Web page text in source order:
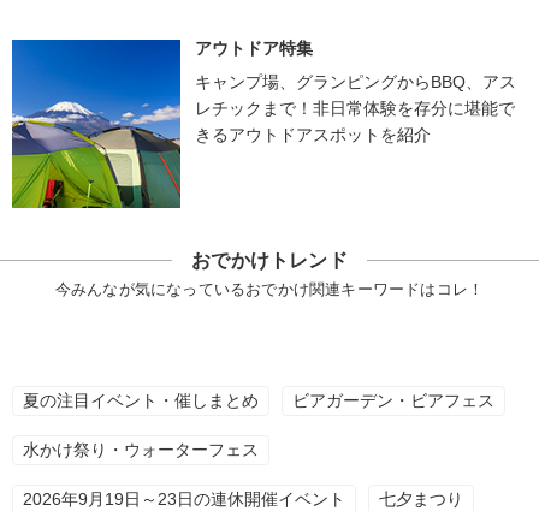
アウトドア特集
キャンプ場、グランピングからBBQ、アス
レチックまで！非日常体験を存分に堪能で
きるアウトドアスポットを紹介
おでかけトレンド
今みんなが気になっているおでかけ関連キーワードはコレ！
夏の注目イベント・催しまとめ ビアガーデン・ビアフェス
水かけ祭り・ウォーターフェス
2026年9月19日～23日の連休開催イベント 七夕まつり